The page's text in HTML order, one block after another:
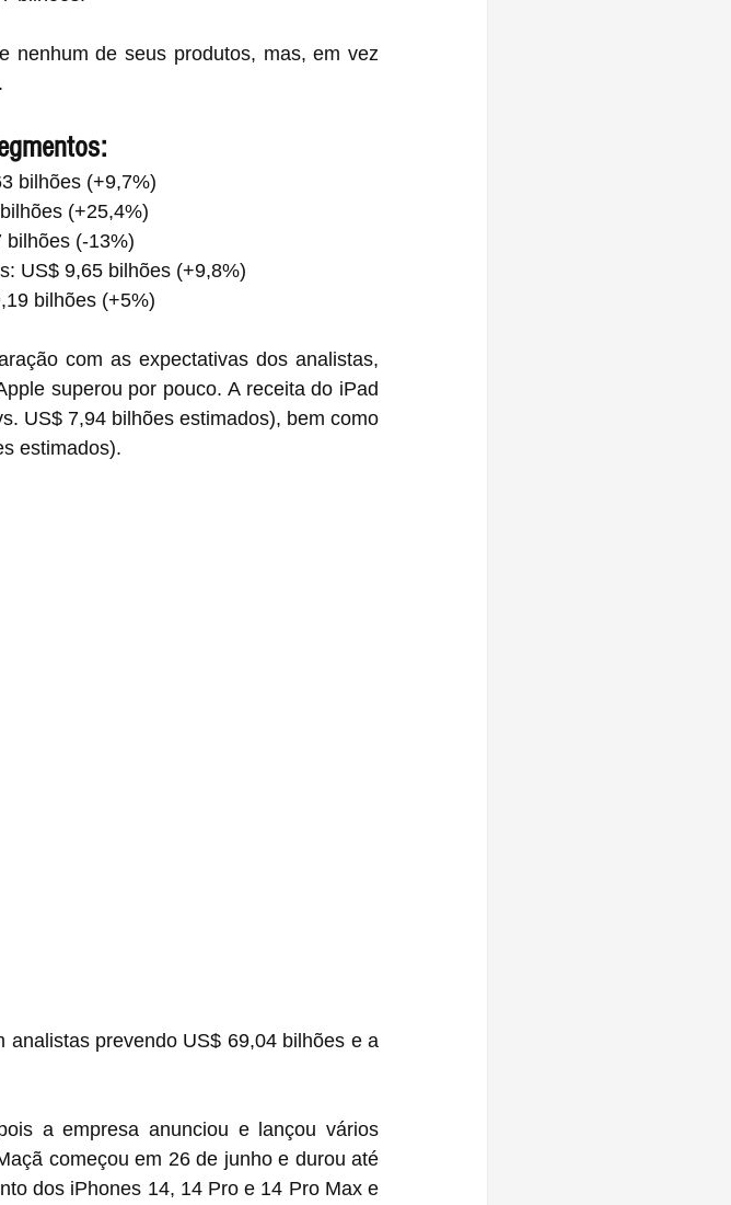
nenhum de seus produtos, mas, em vez
bilhões (+9,7%)
(+25,4%)
bilhões (-13%)
US$ 9,65 bilhões (+9,8%)
bilhões (+5%)
com as expectativas dos analistas,
superou por pouco. A receita do iPad
US$ 7,94 bilhões estimados), bem como
estimados).
prevendo US$ 69,04 bilhões e a
a empresa anunciou e lançou vários
começou em 26 de junho e durou até
dos iPhones 14, 14 Pro e 14 Pro Max e